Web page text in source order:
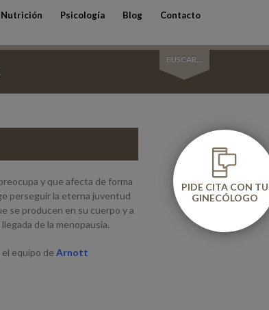
Nutrición Psicología Blog Contacto
BUSCAR...
y que afecta de forma
perseguir la eterna juventud
se producen en su cuerpo y a
de la menopausia.
equipo de Arnott
PIDE CITA CON TU
GINECÓLOGO